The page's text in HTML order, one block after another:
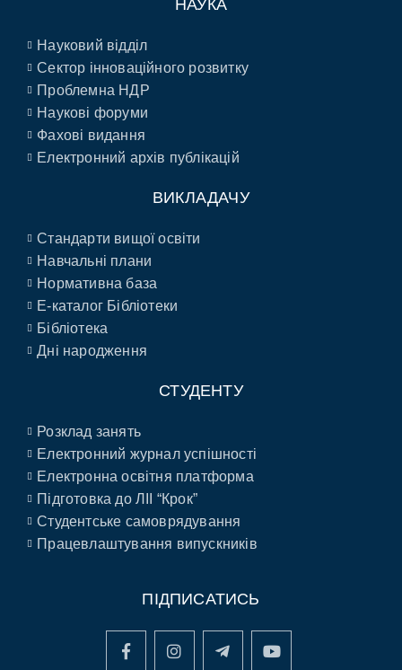
НАУКА
Науковий відділ
Сектор інноваційного розвитку
Проблемна НДР
Наукові форуми
Фахові видання
Електронний архів публікацій
ВИКЛАДАЧУ
Стандарти вищої освіти
Навчальні плани
Нормативна база
E-каталог Бібліотеки
Бібліотека
Дні народження
СТУДЕНТУ
Розклад занять
Електронний журнал успішності
Електронна освітня платформа
Підготовка до ЛІІ “Крок”
Студентське самоврядування
Працевлаштування випускників
ПІДПИСАТИСЬ